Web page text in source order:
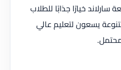
خيارًا جذابًا للطلاب
يسعون لتعليم عالي